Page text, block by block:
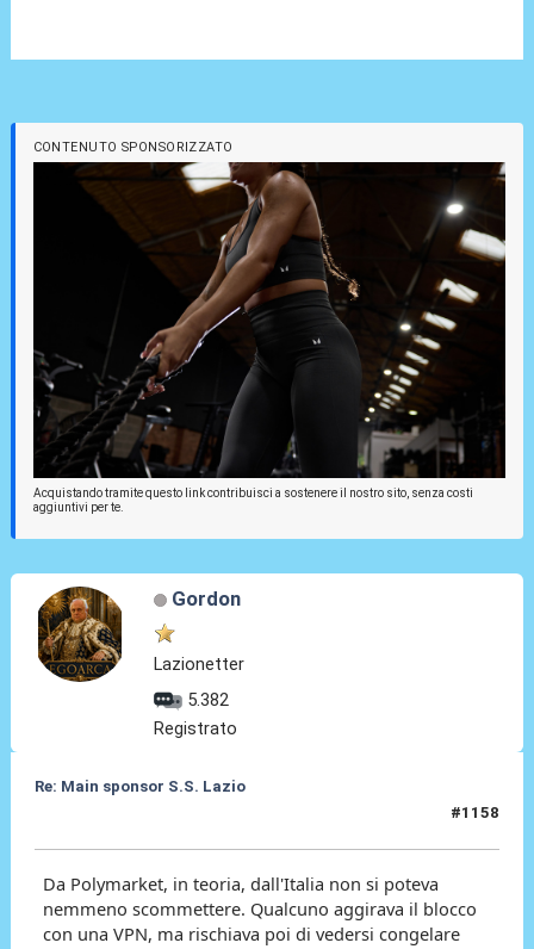
CONTENUTO SPONSORIZZATO
Acquistando tramite questo link contribuisci a sostenere il nostro sito, senza costi
aggiuntivi per te.
Gordon
Lazionetter
5.382
Registrato
Re: Main sponsor S.S. Lazio
#1158
Da Polymarket, in teoria, dall'Italia non si poteva
nemmeno scommettere. Qualcuno aggirava il blocco
con una VPN, ma rischiava poi di vedersi congelare